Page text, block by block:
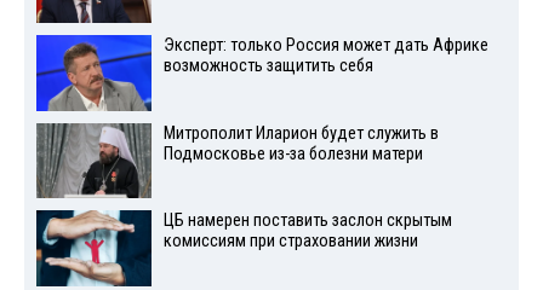
Эксперт: только Россия может дать Африке
возможность защитить себя
Митрополит Иларион будет служить в
Подмосковье из-за болезни матери
ЦБ намерен поставить заслон скрытым
комиссиям при страховании жизни